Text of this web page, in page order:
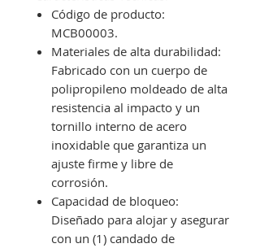
Código de producto:
MCB00003.
Materiales de alta durabilidad:
Fabricado con un cuerpo de
polipropileno moldeado de alta
resistencia al impacto y un
tornillo interno de acero
inoxidable que garantiza un
ajuste firme y libre de
corrosión.
Capacidad de bloqueo:
Diseñado para alojar y asegurar
con un (1) candado de